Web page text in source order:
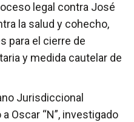
legal contra José
la salud y cohecho,
para el cierre de
y medida cautelar de
Jurisdiccional
Oscar “N”, investigado